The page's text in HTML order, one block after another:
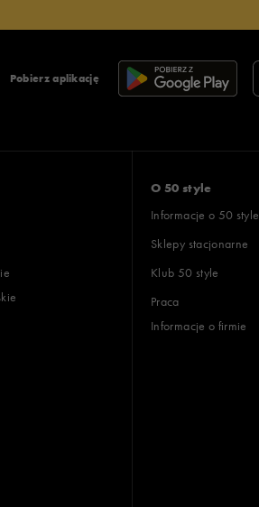
Pobierz aplikację
O 50 style
Informacje o 50 style
Sklepy stacjonarne
Klub 50 style
Praca
Informacje o firmie